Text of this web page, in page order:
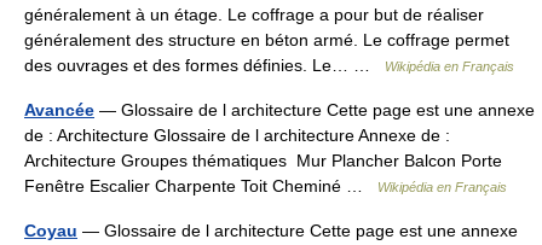
généralement à un étage. Le coffrage a pour but de réaliser
généralement des structure en béton armé. Le coffrage permet
des ouvrages et des formes définies. Le… …
Wikipédia en Français
Avancée — Glossaire de l architecture Cette page est une annexe
de : Architecture Glossaire de l architecture Annexe de :
Architecture Groupes thématiques Mur Plancher Balcon Porte
Fenêtre Escalier Charpente Toit Cheminé …
Wikipédia en Français
Coyau — Glossaire de l architecture Cette page est une annexe